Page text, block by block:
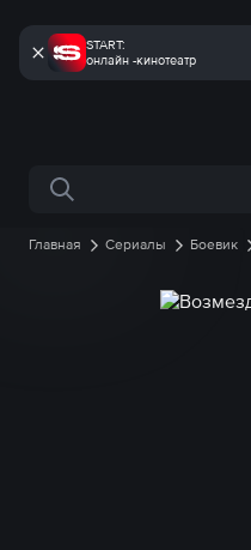
START:
онлайн -кинотеатр
Поиск по сайту
Главная Сериалы Боевик